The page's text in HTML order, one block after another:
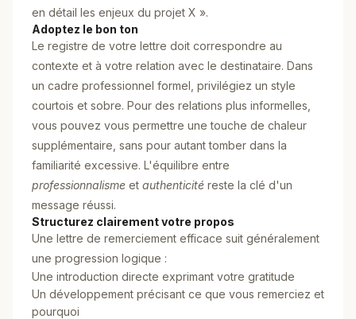
en détail les enjeux du projet X ».
Adoptez le bon ton
Le registre de votre lettre doit correspondre au
contexte et à votre relation avec le destinataire. Dans
un cadre professionnel formel, privilégiez un style
courtois et sobre. Pour des relations plus informelles,
vous pouvez vous permettre une touche de chaleur
supplémentaire, sans pour autant tomber dans la
familiarité excessive. L'équilibre entre
professionnalisme et authenticité reste la clé d'un
message réussi.
Structurez clairement votre propos
Une lettre de remerciement efficace suit généralement
une progression logique :
Une introduction directe exprimant votre gratitude
Un développement précisant ce que vous remerciez et
pourquoi